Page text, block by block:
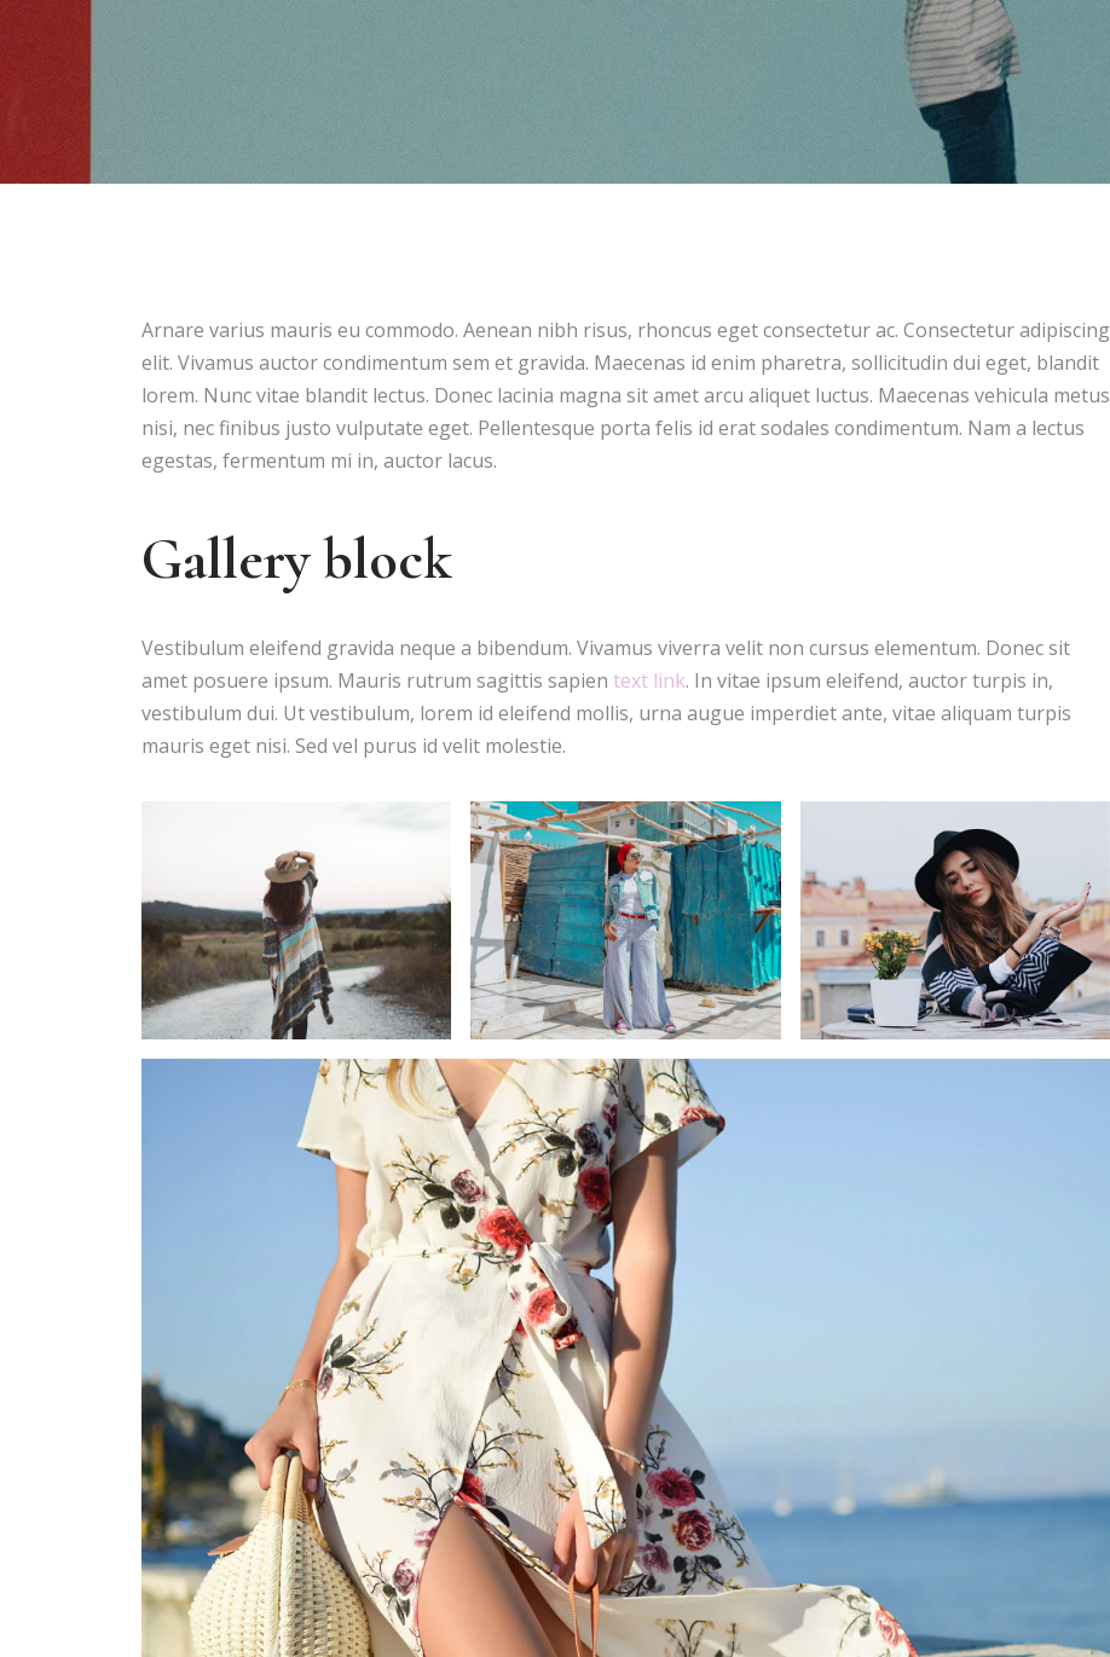
Arnare varius mauris eu commodo. Aenean nibh risus, rhoncus eget consectetur ac. Consectetur adipiscing
elit. Vivamus auctor condimentum sem et gravida. Maecenas id enim pharetra, sollicitudin dui eget, blandit
lorem. Nunc vitae blandit lectus. Donec lacinia magna sit amet arcu aliquet luctus. Maecenas vehicula metus
nisi, nec finibus justo vulputate eget. Pellentesque porta felis id erat sodales condimentum. Nam a lectus
egestas, fermentum mi in, auctor lacus.
Gallery block
Vestibulum eleifend gravida neque a bibendum. Vivamus viverra velit non cursus elementum. Donec sit
amet posuere ipsum. Mauris rutrum sagittis sapien text link. In vitae ipsum eleifend, auctor turpis in,
vestibulum dui. Ut vestibulum, lorem id eleifend mollis, urna augue imperdiet ante, vitae aliquam turpis
mauris eget nisi. Sed vel purus id velit molestie.